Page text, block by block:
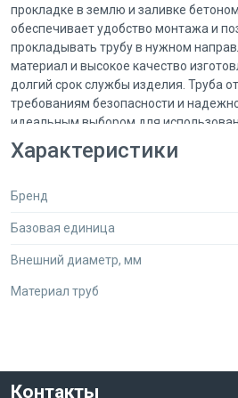
прокладке в землю и заливке
обеспечивает удобство монтажа и
прокладывать трубу в нужном
материал и высокое качество
долгий срок службы изделия. Труба
требованиям безопасности и
идеальным выбором для
эксплуатации.
Характеристики
Бренд
Базовая единица
Внешний диаметр, мм
Материал труб
Контакты